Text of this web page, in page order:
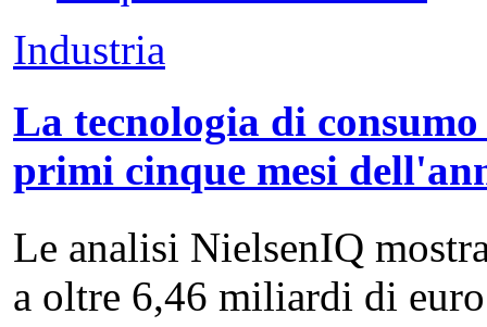
Industria
La tecnologia di
primi cinque mesi
Le analisi NielsenIQ
a oltre 6,46 miliardi di